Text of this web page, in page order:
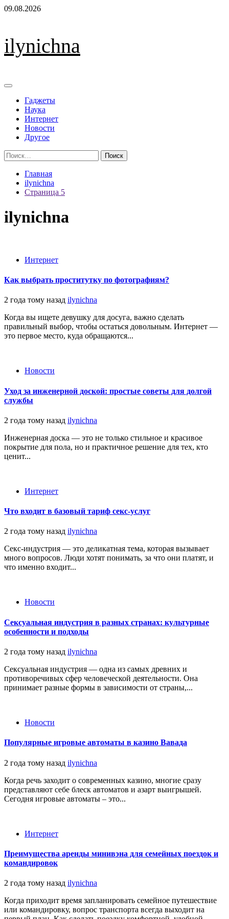
Перейти
09.08.2026
ilynichna
Основное
Гаджеты
Наука
Интернет
Новости
Другое
Найти:
Главная
ilynichna
Страница 5
ilynichna
Интернет
Как выбрать проститутку по фотографиям?
2 года тому назад ilynichna
Когда вы ищете девушку для досуга, важно сделать
правильный выбор, чтобы остаться довольным. Интернет —
это первое место, куда обращаются...
Новости
Уход за инженерной доской: простые советы для долгой
службы
2 года тому назад ilynichna
Инженерная доска — это не только стильное и красивое
покрытие для пола, но и практичное решение для тех, кто
ценит...
Интернет
Что входит в базовый тариф секс-услуг
2 года тому назад ilynichna
Секс-индустрия — это деликатная тема, которая вызывает
много вопросов. Люди хотят понимать, за что они платят, и
что именно входит...
Новости
Сексуальная индустрия в разных странах: культурные
особенности и подходы
2 года тому назад ilynichna
Сексуальная индустрия — одна из самых древних и
противоречивых сфер человеческой деятельности. Она
принимает разные формы в зависимости от страны,...
Новости
Популярные игровые автоматы в казино Вавада
2 года тому назад ilynichna
Когда речь заходит о современных казино, многие сразу
представляют себе блеск автоматов и азарт выигрышей.
Сегодня игровые автоматы – это...
Интернет
Преимущества аренды минивэна для семейных поездок и
командировок
2 года тому назад ilynichna
Когда приходит время запланировать семейное путешествие
или командировку, вопрос транспорта всегда выходит на